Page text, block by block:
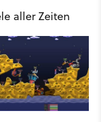
aller Zeiten